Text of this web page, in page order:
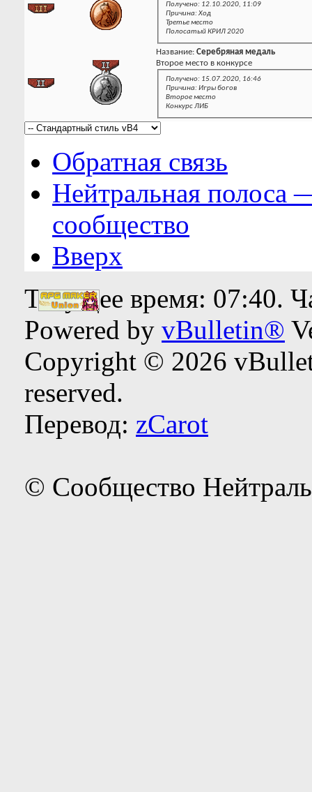
Получено: 12.10.2020, 11:09
Причина: Ход
Третье место
Полосатый КРИЛ 2020
Название: Серебряная медаль
Второе место в конкурсе
Получено: 15.07.2020, 16:46
Причина: Игры богов
Второе место
Конкурс ЛИБ
Обратная связь
Нейтральная полоса
сообщество
Вверх
Текущее время: 07:40.
Powered by vBulletin®
Copyright © 2026
reserved.
Перевод: zCarot
© Сообщество